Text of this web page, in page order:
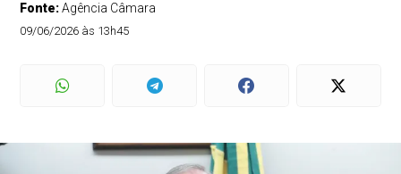
Fonte:Agência Câmara
09/06/2026 às 13h45